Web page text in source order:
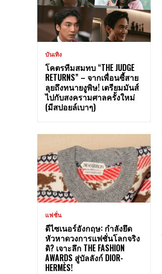
บันเทิง
โคตรทีมสมทบ “THE JUDGE
RETURNS” – จากเพื่อนซี้สาย
ลุยถึงทนายงูพิษ! เตรียมมันส์
ไปกับสงครามศาลครั้งใหม่
(มีสปอยล์เบาๆ)
แฟชั่น
ดีไซเนอร์อังกฤษ: กำลังยึด
หัวหาดวงการแฟชั่นโลกจริง
ดิ? เจาะลึก THE FASHION
AWARDS สู่บัลลังก์ DIOR-
HERMÈS!